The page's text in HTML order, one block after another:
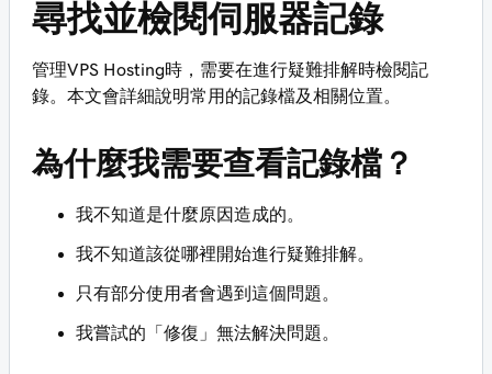
尋找並檢閱伺服器記錄
管理VPS Hosting時，需要在進行疑難排解時檢閱記
錄。本文會詳細說明常用的記錄檔及相關位置。
為什麼我需要查看記錄檔？
我不知道是什麼原因造成的。
我不知道該從哪裡開始進行疑難排解。
只有部分使用者會遇到這個問題。
我嘗試的「修復」無法解決問題。